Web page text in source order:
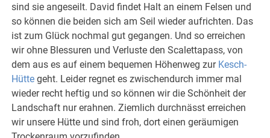
sind sie angeseilt. David findet Halt an einem Felsen und
so können die beiden sich am Seil wieder aufrichten. Das
ist zum Glück nochmal gut gegangen. Und so erreichen
wir ohne Blessuren und Verluste den Scalettapass, von
dem aus es auf einem bequemen Höhenweg zur Kesch-
Hütte geht. Leider regnet es zwischendurch immer mal
wieder recht heftig und so können wir die Schönheit der
Landschaft nur erahnen. Ziemlich durchnässt erreichen
wir unsere Hütte und sind froh, dort einen geräumigen